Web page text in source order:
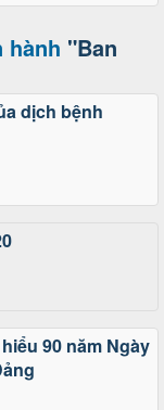
hành "Ban
dịch bệnh
90 năm Ngày